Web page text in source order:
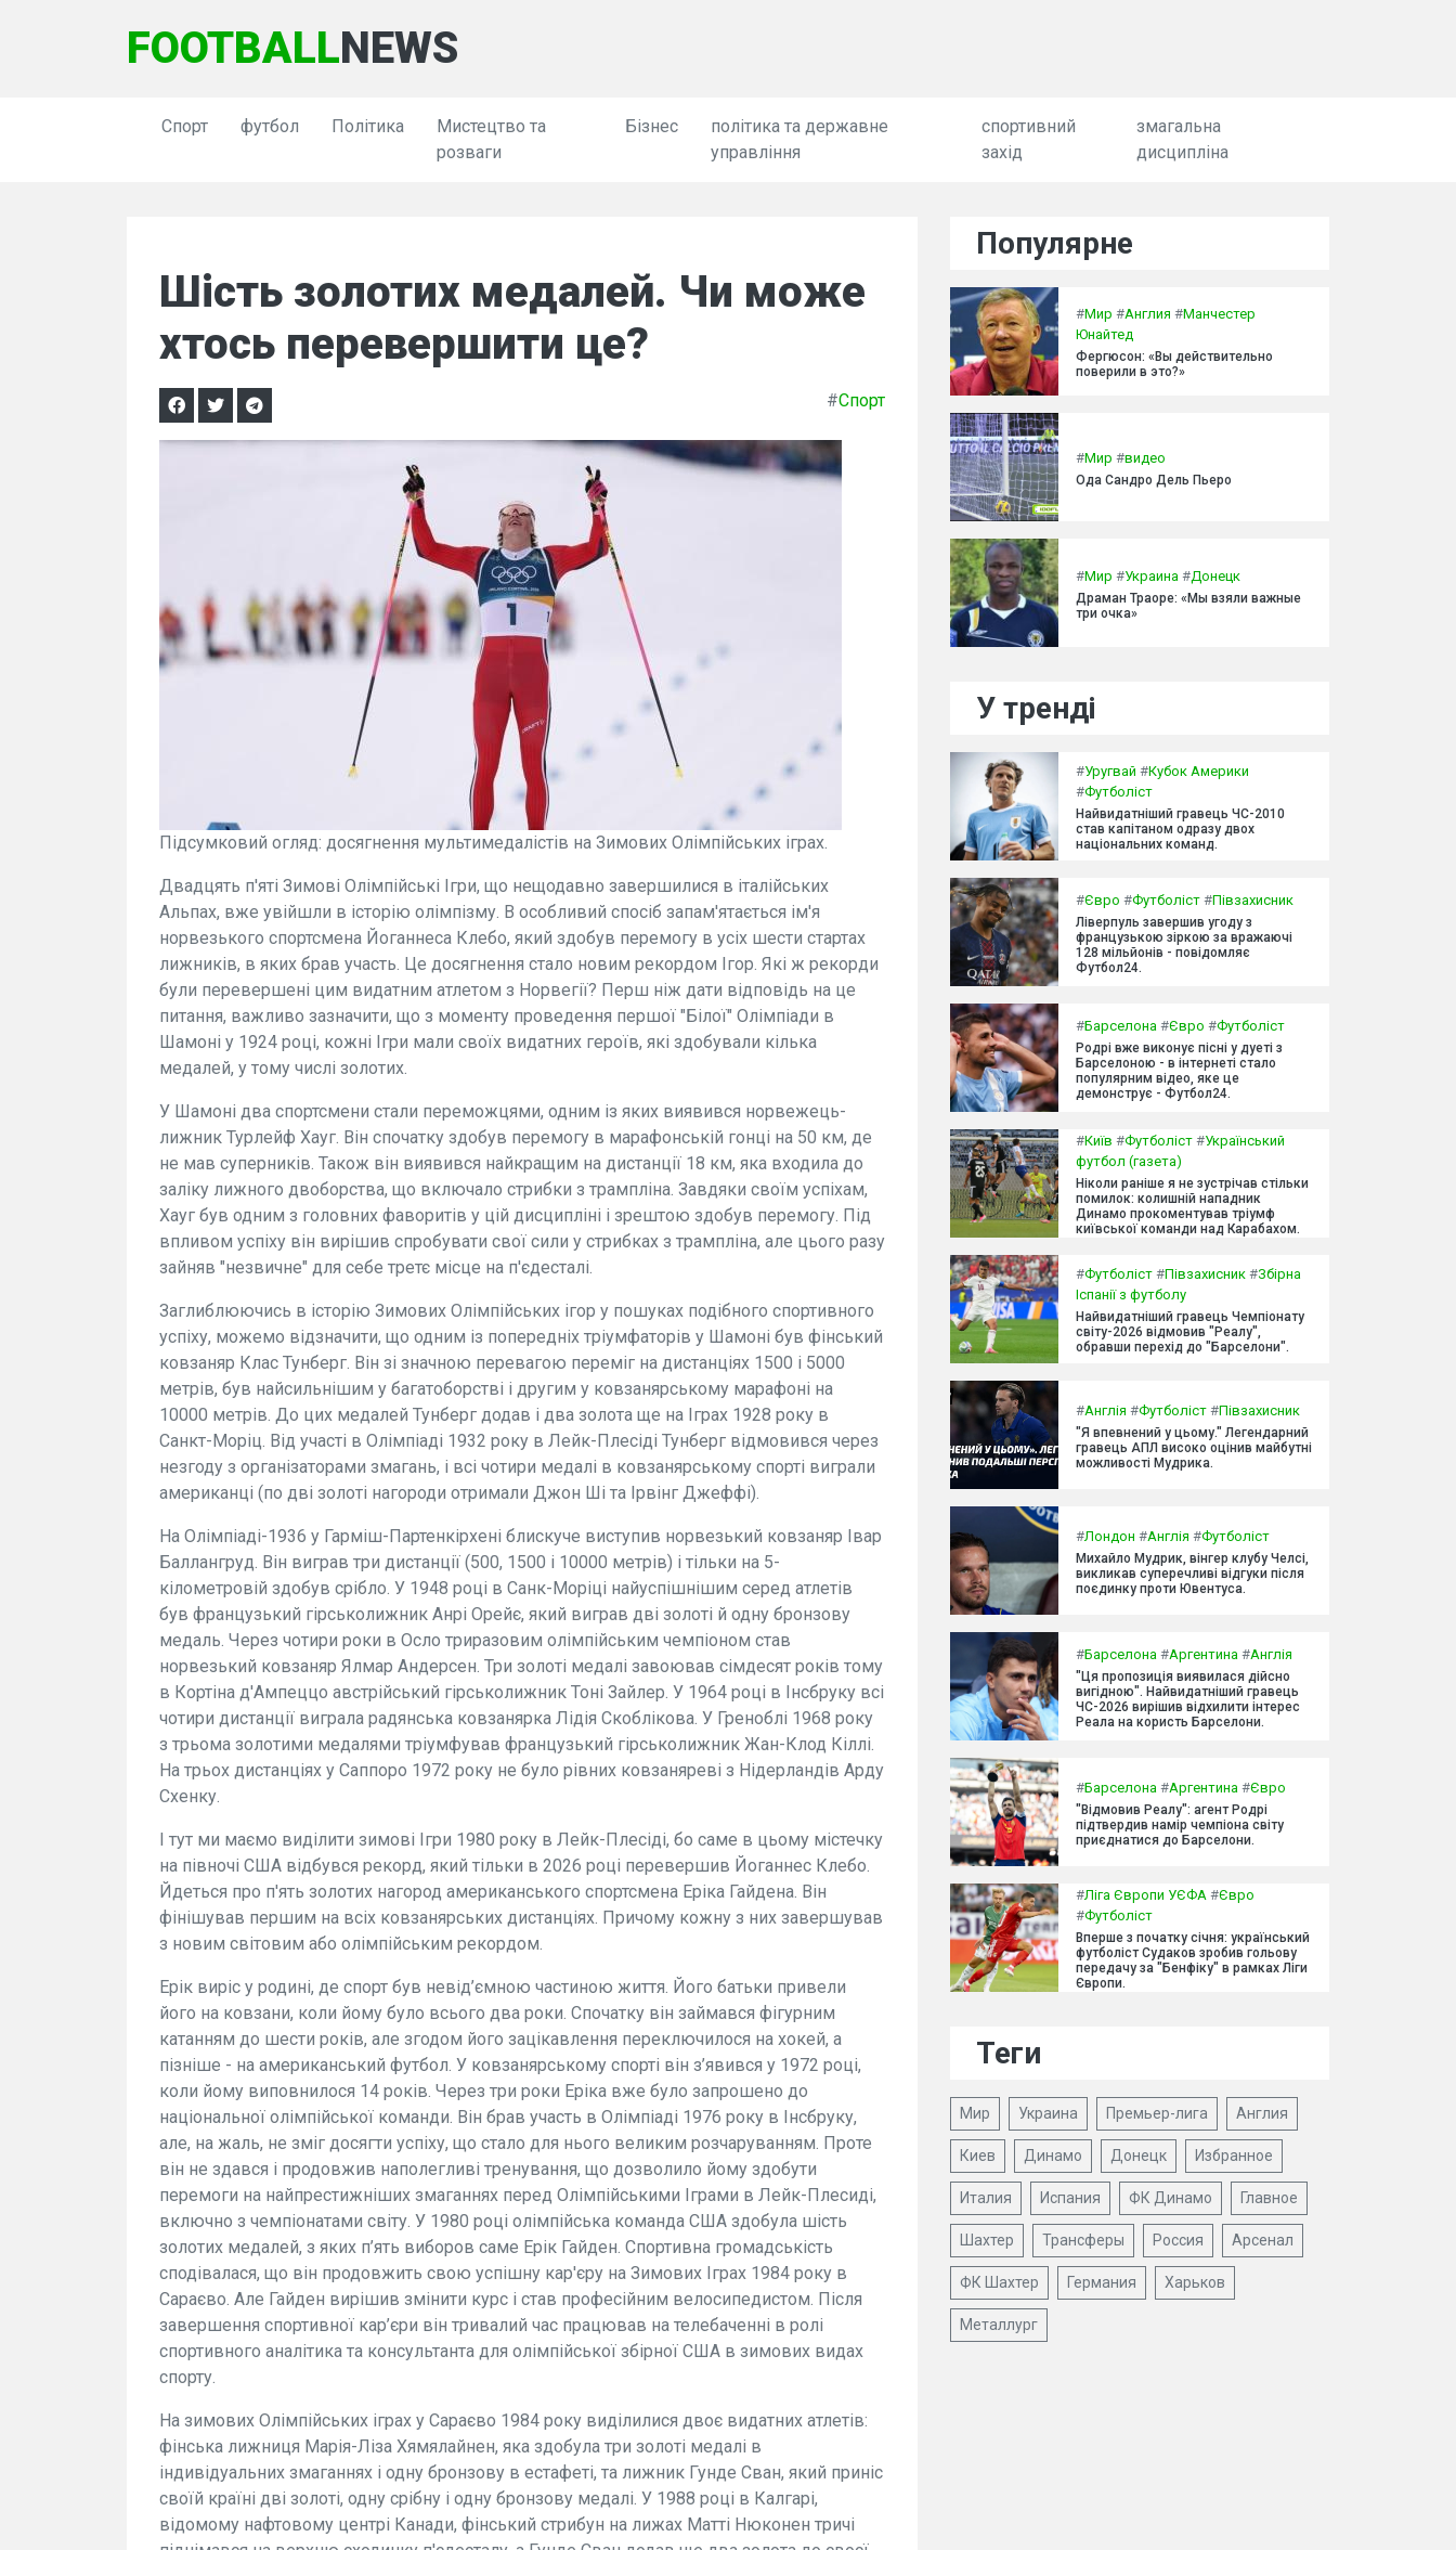
FOOTBALLNEWS
Спорт футбол Політика
Мистецтво та
розваги
Бізнес
політика та державне
управління
спортивний
захід
змагальна
дисципліна
Шість золотих медалей. Чи може
хтось перевершити це?
#Спорт
Підсумковий огляд: досягнення мультимедалістів на Зимових Олімпійських іграх.
Двадцять п'яті Зимові Олімпійські Ігри, що нещодавно завершилися в італійських
Альпах, вже увійшли в історію олімпізму. В особливий спосіб запам'ятається ім'я
норвезького спортсмена Йоганнеса Клебо, який здобув перемогу в усіх шести стартах
лижників, в яких брав участь. Це досягнення стало новим рекордом Ігор. Які ж рекорди
були перевершені цим видатним атлетом з Норвегії? Перш ніж дати відповідь на це
питання, важливо зазначити, що з моменту проведення першої "Білої" Олімпіади в
Шамоні у 1924 році, кожні Ігри мали своїх видатних героїв, які здобували кілька
медалей, у тому числі золотих.
У Шамоні два спортсмени стали переможцями, одним із яких виявився норвежець-
лижник Турлейф Хауг. Він спочатку здобув перемогу в марафонській гонці на 50 км, де
не мав суперників. Також він виявився найкращим на дистанції 18 км, яка входила до
заліку лижного двоборства, що включало стрибки з трампліна. Завдяки своїм успіхам,
Хауг був одним з головних фаворитів у цій дисципліні і зрештою здобув перемогу. Під
впливом успіху він вирішив спробувати свої сили у стрибках з трампліна, але цього разу
зайняв "незвичне" для себе третє місце на п'єдесталі.
Заглиблюючись в історію Зимових Олімпійських ігор у пошуках подібного спортивного
успіху, можемо відзначити, що одним із попередніх тріумфаторів у Шамоні був фінський
ковзаняр Клас Тунберг. Він зі значною перевагою переміг на дистанціях 1500 і 5000
метрів, був найсильнішим у багатоборстві і другим у ковзанярському марафоні на
10000 метрів. До цих медалей Тунберг додав і два золота ще на Іграх 1928 року в
Санкт-Моріц. Від участі в Олімпіаді 1932 року в Лейк-Плесіді Тунберг відмовився через
незгоду з організаторами змагань, і всі чотири медалі в ковзанярському спорті виграли
американці (по дві золоті нагороди отримали Джон Ші та Ірвінг Джеффі).
На Олімпіаді-1936 у Гарміш-Партенкірхені блискуче виступив норвезький ковзаняр Івар
Баллангруд. Він виграв три дистанції (500, 1500 і 10000 метрів) і тільки на 5-
кілометровій здобув срібло. У 1948 році в Санк-Моріці найуспішнішим серед атлетів
був французький гірськолижник Анрі Орейє, який виграв дві золоті й одну бронзову
медаль. Через чотири роки в Осло триразовим олімпійським чемпіоном став
норвезький ковзаняр Ялмар Андерсен. Три золоті медалі завоював сімдесят років тому
в Кортіна д'Ампеццо австрійський гірськолижник Тоні Зайлер. У 1964 році в Інсбруку всі
чотири дистанції виграла радянська ковзанярка Лідія Скоблікова. У Греноблі 1968 року
з трьома золотими медалями тріумфував французький гірськолижник Жан-Клод Кіллі.
На трьох дистанціях у Саппоро 1972 року не було рівних ковзаняреві з Нідерландів Арду
Схенку.
І тут ми маємо виділити зимові Ігри 1980 року в Лейк-Плесіді, бо саме в цьому містечку
на півночі США відбувся рекорд, який тільки в 2026 році перевершив Йоганнес Клебо.
Йдеться про п'ять золотих нагород американського спортсмена Еріка Гайдена. Він
фінішував першим на всіх ковзанярських дистанціях. Причому кожну з них завершував
з новим світовим або олімпійським рекордом.
Ерік виріс у родині, де спорт був невід’ємною частиною життя. Його батьки привели
його на ковзани, коли йому було всього два роки. Спочатку він займався фігурним
катанням до шести років, але згодом його зацікавлення переключилося на хокей, а
пізніше - на американський футбол. У ковзанярському спорті він з’явився у 1972 році,
коли йому виповнилося 14 років. Через три роки Еріка вже було запрошено до
національної олімпійської команди. Він брав участь в Олімпіаді 1976 року в Інсбруку,
але, на жаль, не зміг досягти успіху, що стало для нього великим розчаруванням. Проте
він не здався і продовжив наполегливі тренування, що дозволило йому здобути
перемоги на найпрестижніших змаганнях перед Олімпійськими Іграми в Лейк-Плесиді,
включно з чемпіонатами світу. У 1980 році олімпійська команда США здобула шість
золотих медалей, з яких п’ять виборов саме Ерік Гайден. Спортивна громадськість
сподівалася, що він продовжить свою успішну кар'єру на Зимових Іграх 1984 року в
Сараєво. Але Гайден вирішив змінити курс і став професійним велосипедистом. Після
завершення спортивної кар’єри він тривалий час працював на телебаченні в ролі
спортивного аналітика та консультанта для олімпійської збірної США в зимових видах
спорту.
На зимових Олімпійських іграх у Сараєво 1984 року виділилися двоє видатних атлетів:
фінська лижниця Марія-Ліза Хямялайнен, яка здобула три золоті медалі в
індивідуальних змаганнях і одну бронзову в естафеті, та лижник Гунде Сван, який приніс
своїй країні дві золоті, одну срібну і одну бронзову медалі. У 1988 році в Калгарі,
відомому нафтовому центрі Канади, фінський стрибун на лижах Матті Нюконен тричі
Популярне
#Мир #Англия #Манчестер
Юнайтед
Фергюсон: «Вы действительно
поверили в это?»
#Мир #видео
Ода Сандро Дель Пьеро
#Мир #Украина #Донецк
Драман Траоре: «Мы взяли важные
три очка»
У тренді
#Уругвай #Кубок Америки
#Футболіст
Найвидатніший гравець ЧС-2010
став капітаном одразу двох
національних команд.
#Євро #Футболіст #Півзахисник
Ліверпуль завершив угоду з
французькою зіркою за вражаючі
128 мільйонів - повідомляє
Футбол24.
#Барселона #Євро #Футболіст
Родрі вже виконує пісні у дуеті з
Барселоною - в інтернеті стало
популярним відео, яке це
демонструє - Футбол24.
#Київ #Футболіст #Український
футбол (газета)
Ніколи раніше я не зустрічав стільки
помилок: колишній нападник
Динамо прокоментував тріумф
київської команди над Карабахом.
#Футболіст #Півзахисник #Збірна
Іспанії з футболу
Найвидатніший гравець Чемпіонату
світу-2026 відмовив "Реалу",
обравши перехід до "Барселони".
#Англія #Футболіст #Півзахисник
"Я впевнений у цьому." Легендарний
гравець АПЛ високо оцінив майбутні
можливості Мудрика.
#Лондон #Англія #Футболіст
Михайло Мудрик, вінгер клубу Челсі,
викликав суперечливі відгуки після
поєдинку проти Ювентуса.
#Барселона #Аргентина #Англія
"Ця пропозиція виявилася дійсно
вигідною". Найвидатніший гравець
ЧС-2026 вирішив відхилити інтерес
Реала на користь Барселони.
#Барселона #Аргентина #Євро
"Відмовив Реалу": агент Родрі
підтвердив намір чемпіона світу
приєднатися до Барселони.
#Ліга Європи УЄФА #Євро
#Футболіст
Вперше з початку січня: український
футболіст Судаков зробив гольову
передачу за "Бенфіку" в рамках Ліги
Європи.
Теги
Мир Украина Премьер-лига Англия
Киев Динамо Донецк Избранное
Италия Испания ФК Динамо Главное
Шахтер Трансферы Россия Арсенал
ФК Шахтер Германия Харьков
Металлург